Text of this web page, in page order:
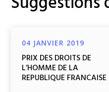
04 JANVIER 2019
PRIX DES DROITS DE
L’HOMME DE LA
REPUBLIQUE FRANCAISE